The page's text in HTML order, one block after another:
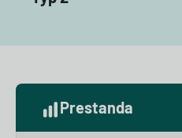
Prestanda